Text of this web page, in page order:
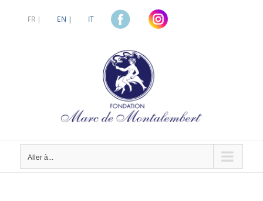
FR | EN | IT
Aller à...